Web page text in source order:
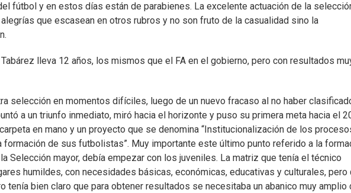
fútbol y en estos días están de parabienes. La excelente actuación de la
que escasean en otros rubros y no son fruto de la casualidad sino la
lleva 12 años, los mismos que el FA en el gobierno, pero con resultados
selección en momentos difíciles, luego de un nuevo fracaso al no haber
a un triunfo inmediato, miró hacia el horizonte y puso su primera meta hacia el
en mano y un proyecto que se denomina “Institucionalización de los
formación de sus futbolistas”. Muy importante este último punto referido a la
Selección mayor, debía empezar con los juveniles. La matriz que tenía el técnico
humildes, con necesidades básicas, económicas, educativas y culturales, pero
tenía bien claro que para obtener resultados se necesitaba un abanico muy amplio